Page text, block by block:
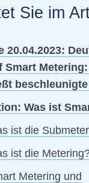
Sie im
20.04.2023:
Smart
Was ist
ist die
ist die
Metering und